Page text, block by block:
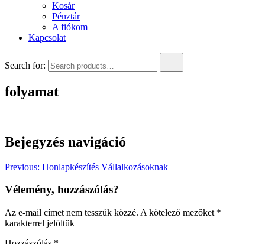
Kosár
Pénztár
A fiókom
Kapcsolat
Search for:
folyamat
Bejegyzés navigáció
Previous: Honlapkészítés Vállalkozásoknak
Vélemény, hozzászólás?
Az e-mail címet nem tesszük közzé. A kötelező mezőket *
karakterrel jelöltük